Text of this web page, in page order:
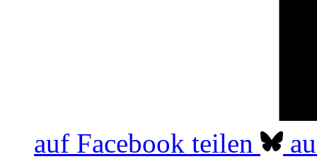
auf Facebook teilen